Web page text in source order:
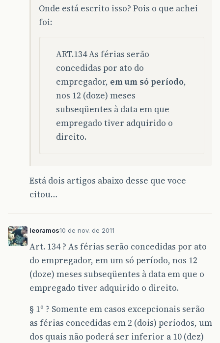
Onde está escrito isso? Pois o que achei
foi:
ART.134 As férias serão
concedidas por ato do
empregador, em um só período,
nos 12 (doze) meses
subseqüentes à data em que
empregado tiver adquirido o
direito.
Está dois artigos abaixo desse que voce
citou…
leoramos10 de nov. de 2011
Art. 134 ? As férias serão concedidas por ato
do empregador, em um só período, nos 12
(doze) meses subseqüentes à data em que o
empregado tiver adquirido o direito.
§ 1º ? Somente em casos excepcionais serão
as férias concedidas em 2 (dois) períodos, um
dos quais não poderá ser inferior a 10 (dez)